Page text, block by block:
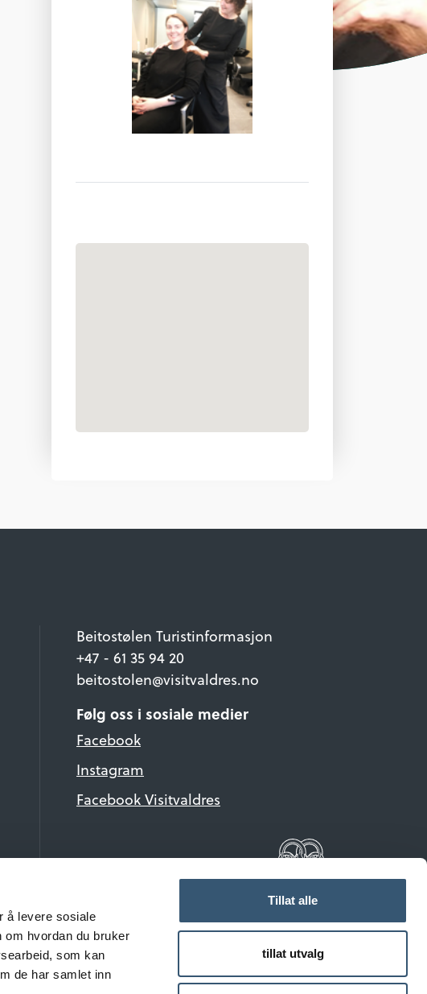
å levere sosiale
om hvordan du bruker
som kan
de har samlet inn
Tillat alle
tillat utvalg
Beitostølen Turistinformasjon
+47 - 61 35 94 20
beitostolen@visitvaldres.no
Følg oss i sosiale medier
Facebook
Instagram
Facebook Visitvaldres